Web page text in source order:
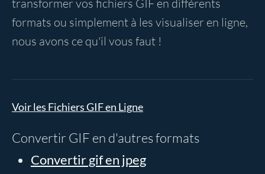
transformer vos fichiers GIF en différents
formats ou simplement à les visualiser en ligne,
nous avons ce qu'il vous faut !
Voir les Fichiers GIF en Ligne
Convertir GIF en d'autres formats
Convertir gif en jpeg